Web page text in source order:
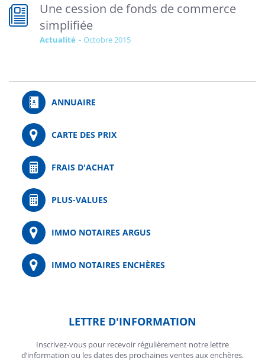
Une cession de fonds de commerce
simplifiée
Actualité octobre 2015
ANNUAIRE
CARTE DES PRIX
FRAIS D'ACHAT
PLUS-VALUES
IMMO NOTAIRES ARGUS
IMMO NOTAIRES ENCHÈRES
LETTRE D'INFORMATION
Inscrivez-vous pour recevoir régulièrement notre lettre
d’information ou les dates des prochaines ventes aux enchères.